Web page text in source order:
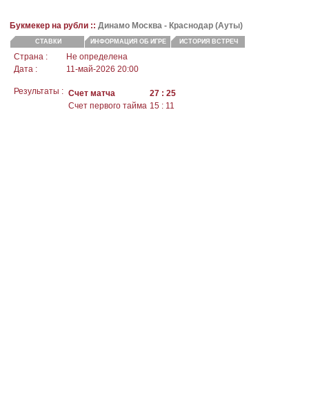
Букмекер на рубли :: Динамо Москва - Краснодар (Ауты)
СТАВКИ ИНФОРМАЦИЯ ОБ ИГРЕ ИСТОРИЯ ВСТРЕЧ
Страна :
Не определена
Дата :
11-май-2026 20:00
Результаты : Счет матча
27 : 25
Счет первого тайма 15 : 11